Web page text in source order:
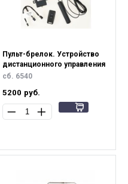
Пульт-брелок. Устройство
дистанционного управления
сб. 6540
5200 руб.